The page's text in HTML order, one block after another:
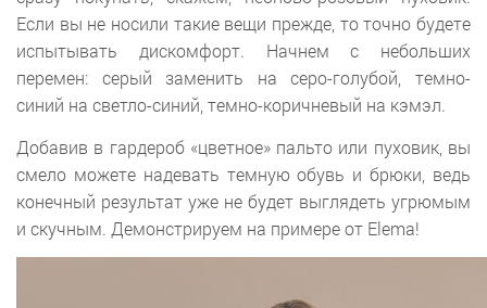
Если вы не носили такие вещи прежде, то точно будете
испытывать дискомфорт. Начнем с небольших
перемен: серый заменить на серо-голубой, темно-
синий на светло-синий, темно-коричневый на кэмэл.
Добавив в гардероб «цветное» пальто или пуховик, вы
смело можете надевать темную обувь и брюки, ведь
конечный результат уже не будет выглядеть угрюмым
и скучным. Демонстрируем на примере от Elema!